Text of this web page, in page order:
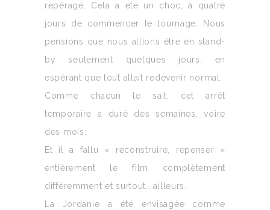
repérage. Cela a été un choc, à quatre
jours de commencer le tournage. Nous
pensions que nous allions être en stand-
by seulement quelques jours, en
espérant que tout allait redevenir normal.
Comme chacun le sait, cet arrêt
temporaire a duré des semaines, voire
des mois.
Et il a fallu « reconstruire, repenser »
entièrement le film complètement
différemment et surtout… ailleurs.
La Jordanie a été envisagée comme